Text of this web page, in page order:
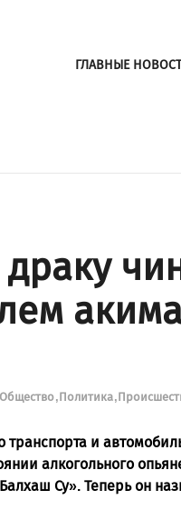
ГЛАВНЫЕ
Общество Политика
транспорта­ и
алкогольного
Су». Теперь он